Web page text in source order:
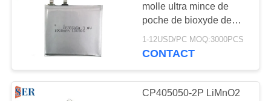
molle ultra mince de
poche de bioxyde de
manganèse de lithium
de la batterie CP355050
1-12USD/PC MOQ:3000PCS
CONTACT
CP405050-2P LiMnO2